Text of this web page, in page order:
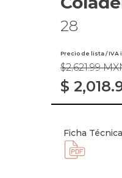
28
Precio de lista / IVA
$2,621.99
$
Ficha Técnica